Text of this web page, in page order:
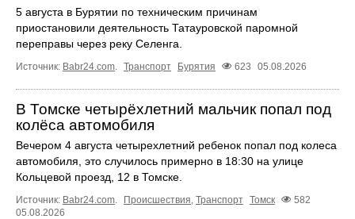
5 августа в Бурятии по техническим причинам
приостановили деятельность Татауровской паромной
переправы через реку Селенга.
Источник: Babr24.com Транспорт Бурятия 623 05.08.2026
В Томске четырёхлетний мальчик попал под
колёса автомобиля
Вечером 4 августа четырехлетний ребенок попал под колеса
автомобиля, это случилось примерно в 18:30 на улице
Кольцевой проезд, 12 в Томске.
Источник: Babr24.com Происшествия Транспорт Томск
582
05.08.2026